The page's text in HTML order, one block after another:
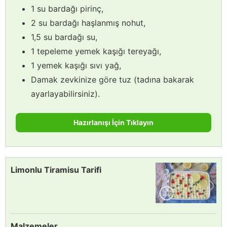
1 su bardağı pirinç,
2 su bardağı haşlanmış nohut,
1,5 su bardağı su,
1 tepeleme yemek kaşığı tereyağı,
1 yemek kaşığı sıvı yağ,
Damak zevkinize göre tuz (tadına bakarak
ayarlayabilirsiniz).
Hazırlanışı İçin Tıklayın
Limonlu Tiramisu Tarifi